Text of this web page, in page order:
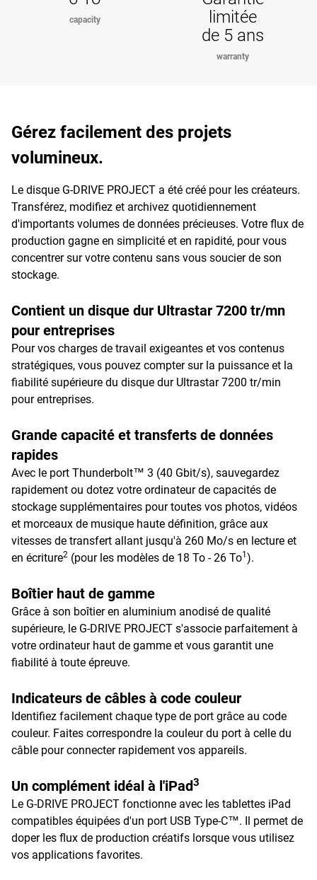
capacity
limitée
de 5 ans
warranty
Gérez facilement des projets
volumineux.
Le disque G-DRIVE PROJECT a été créé pour les créateurs.
Transférez, modifiez et archivez quotidiennement
d'importants volumes de données précieuses. Votre flux de
production gagne en simplicité et en rapidité, pour vous
concentrer sur votre contenu sans vous soucier de son
stockage.
Contient un disque dur Ultrastar 7200 tr/mn
pour entreprises
Pour vos charges de travail exigeantes et vos contenus
stratégiques, vous pouvez compter sur la puissance et la
fiabilité supérieure du disque dur Ultrastar 7200 tr/min
pour entreprises.
Grande capacité et transferts de données
rapides
Avec le port Thunderbolt™ 3 (40 Gbit/s), sauvegardez
rapidement ou dotez votre ordinateur de capacités de
stockage supplémentaires pour toutes vos photos, vidéos
et morceaux de musique haute définition, grâce aux
vitesses de transfert allant jusqu'à 260 Mo/s en lecture et
en écriture2 (pour les modèles de 18 To - 26 To1 ).
Boîtier haut de gamme
Grâce à son boîtier en aluminium anodisé de qualité
supérieure, le G-DRIVE PROJECT s'associe parfaitement à
votre ordinateur haut de gamme et vous garantit une
fiabilité à toute épreuve.
Indicateurs de câbles à code couleur
Identifiez facilement chaque type de port grâce au code
couleur. Faites correspondre la couleur du port à celle du
câble pour connecter rapidement vos appareils.
Un complément idéal à l'iPad3
Le G-DRIVE PROJECT fonctionne avec les tablettes iPad
compatibles équipées d'un port USB Type-C™. Il permet de
doper les flux de production créatifs lorsque vous utilisez
vos applications favorites.